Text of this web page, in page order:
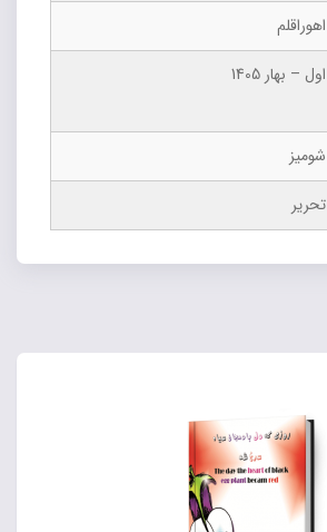
اهوراقلم
اول – بهار 1405
شومیز
تحریر